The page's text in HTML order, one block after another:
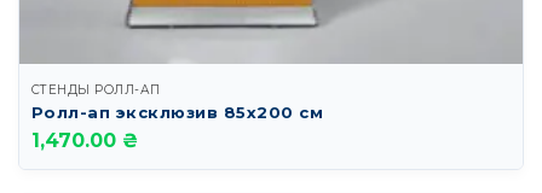
СТЕНДЫ РОЛЛ-АП
Ролл-ап эксклюзив 85х200 см
1,470.00 ₴